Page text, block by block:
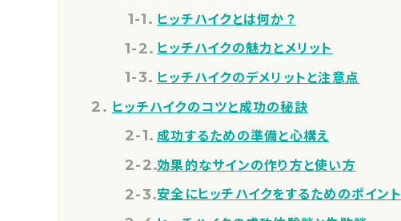
ヒッチハイクとは何か？
ヒッチハイクの魅力とメリット
ヒッチハイクのデメリットと注意点
ヒッチハイクのコツと成功の秘訣
成功するための準備と心構え
効果的なサインの作り方と使い方
安全にヒッチハイクをするためのポイント